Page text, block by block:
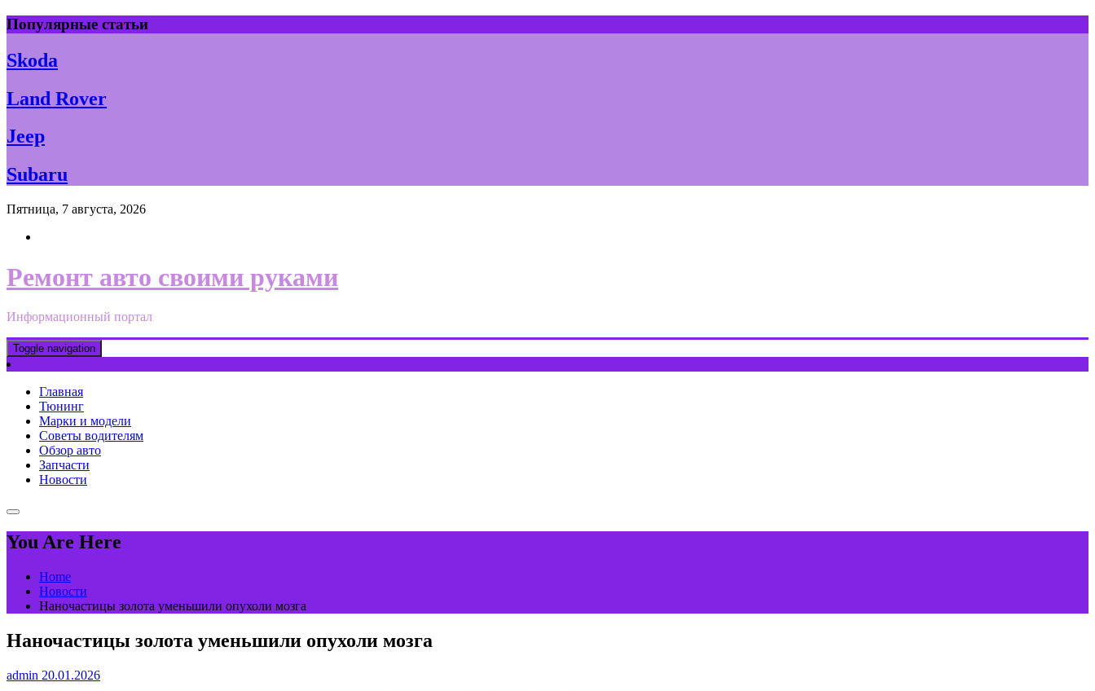
Skip
to
content
Популярные статьи
Skoda
Land Rover
Jeep
Subaru
Пятница, 7 августа, 2026
Ремонт авто своими руками
Информационный портал
Toggle navigation
Главная
Тюнинг
Марки и модели
Советы водителям
Обзор авто
Запчасти
Новости
You Are Here
Home
Новости
Наночастицы золота уменьшили опухоли мозга
Наночастицы золота уменьшили опухоли мозга
admin 20.01.2026